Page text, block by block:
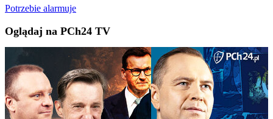
Potrzebie alarmuje
Oglądaj na PCh24 TV